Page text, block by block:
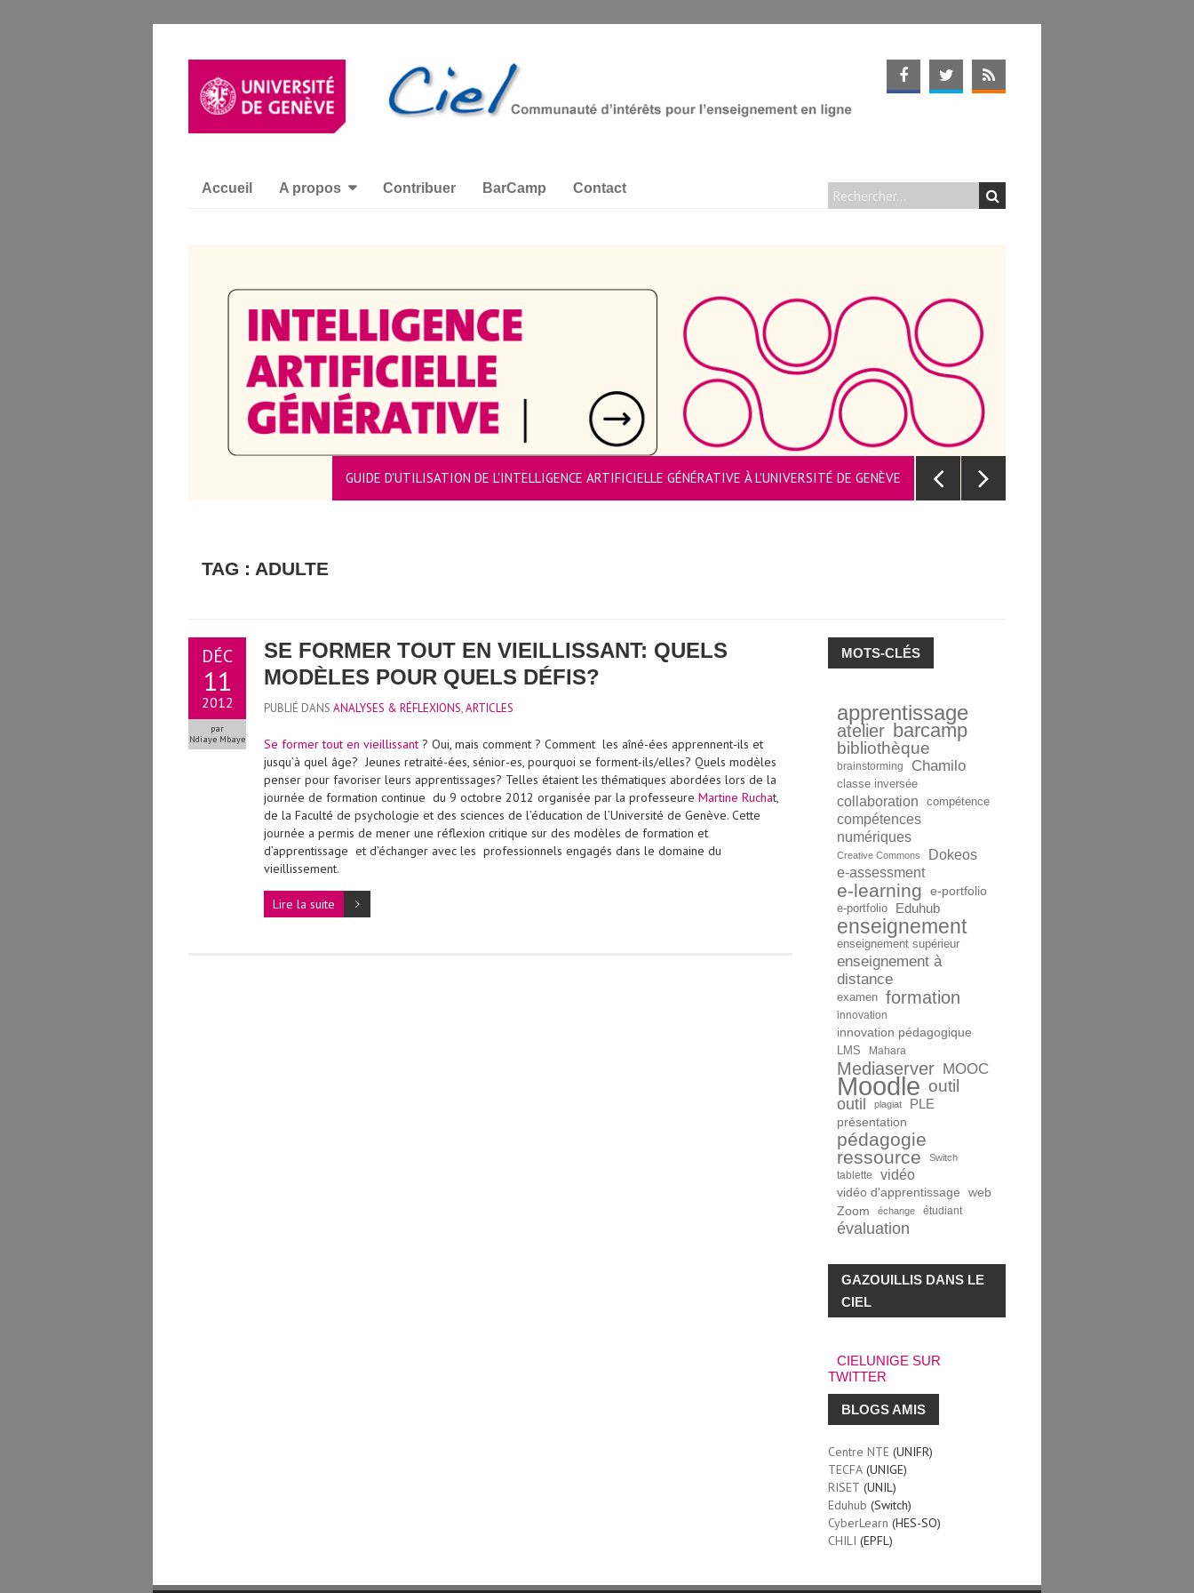
Accueil A propos Contribuer BarCamp Contact
GUIDE D'UTILISATION DE L'INTELLIGENCE ARTIFICIELLE GÉNÉRATIVE À L'UNIVERSITÉ DE GENÈVE
TAG : ADULTE
DÉC
11
2012
par
Ndiaye Mbaye
SE FORMER TOUT EN VIEILLISSANT: QUELS
MODÈLES POUR QUELS DÉFIS?
PUBLIÉ DANS ANALYSES & RÉFLEXIONS,ARTICLES
Se former tout en vieillissant ? Oui, mais comment ? Comment les aîné-ées apprennent-ils et
jusqu’à quel âge? Jeunes retraité-ées, sénior-es, pourquoi se forment-ils/elles? Quels modèles
penser pour favoriser leurs apprentissages? Telles étaient les thématiques abordées lors de la
journée de formation continue du 9 octobre 2012 organisée par la professeure Martine Ruchat,
de la Faculté de psychologie et des sciences de l’éducation de l’Université de Genève. Cette
journée a permis de mener une réflexion critique sur des modèles de formation et
d’apprentissage et d’échanger avec les professionnels engagés dans le domaine du
vieillissement.
Lire la suite
MOTS-CLÉS
apprentissage
atelier barcamp
bibliothèque
brainstorming Chamilo
classe inversée
collaboration compétence
compétences
numériques
Creative Commons
Dokeos
e-assessment
e-learning e-portfolio
e-portfolio Eduhub
enseignement
enseignement supérieur
enseignement à
distance
examen formation
innovation
innovation pédagogique
LMS Mahara
Mediaserver MOOC
Moodle outil
outil plagiat PLE
présentation
pédagogie
ressource
Switch
tablette vidéo
vidéo d'apprentissage web
Zoom échange étudiant
évaluation
GAZOUILLIS DANS LE
CIEL
CIELUNIGE SUR
TWITTER
BLOGS AMIS
Centre NTE (UNIFR)
TECFA (UNIGE)
RISET (UNIL)
Eduhub (Switch)
CyberLearn (HES-SO)
CHILI (EPFL)